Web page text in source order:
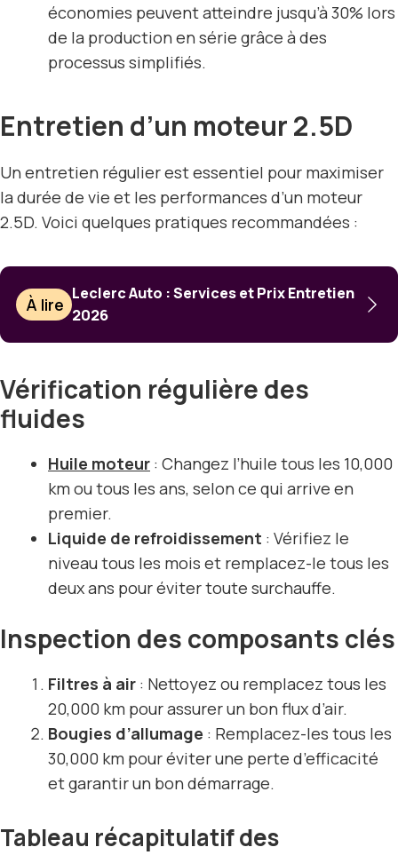
économies peuvent atteindre jusqu’à 30% lors
de la production en série grâce à des
processus simplifiés.
Entretien d’un moteur 2.5D
Un entretien régulier est essentiel pour maximiser
la durée de vie et les performances d’un moteur
2.5D. Voici quelques pratiques recommandées :
À lire
Leclerc Auto : Services et Prix Entretien
2026
Vérification régulière des
fluides
Huile moteur : Changez l’huile tous les 10,000
km ou tous les ans, selon ce qui arrive en
premier.
Liquide de refroidissement : Vérifiez le
niveau tous les mois et remplacez-le tous les
deux ans pour éviter toute surchauffe.
Inspection des composants clés
Filtres à air : Nettoyez ou remplacez tous les
20,000 km pour assurer un bon flux d’air.
Bougies d’allumage : Remplacez-les tous les
30,000 km pour éviter une perte d’efficacité
et garantir un bon démarrage.
Tableau récapitulatif des